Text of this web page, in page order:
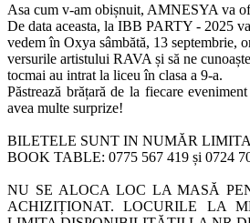
Asa cum v-am obișnuit, AMNESYA va
De data aceasta, la IBB PARTY - 2025
vedem în Oxya sâmbătă, 13 septembrie,
versurile artistului RAVA și să ne
tocmai au intrat la liceu în clasa a 9-a.
Păstrează brățară de la fiecare
avea multe surprize!
BILETELE SUNT IN NUMĂR
BOOK TABLE: 0775 567 419 și 0724
NU SE ALOCA LOC LA MASĂ
ACHIZIȚIONAT. LOCURILE LA